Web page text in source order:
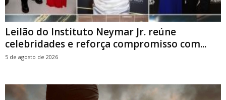
Leilão do Instituto Neymar Jr. reúne
celebridades e reforça compromisso com...
5 de agosto de 2026